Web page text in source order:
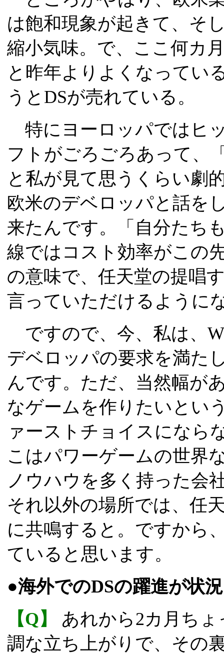
は飽和現象が起きて、そ
縮小気味。で、ここ何カ
と昨年よりよくなってい
うとDSが売れている。
特にヨーロッパではヒ
フトがごろごろあって、
と私が見て思うくらい劇
欧米のデベロッパと話を
来たんです。「自分たち
線ではコスト効率がこの
の意味で、任天堂の提唱
言っていただけるように
ですので、今、私は、
デベロッパの要求を満た
んです。ただ、当然幅が
なゲームを作りたいとい
ァーストチョイスになら
こはパワーゲームの世界
ノウハウを多く持った会
それ以外の場所では、任
に共鳴すると。ですから
ていると思います。
●海外でのDSの躍進が状
【Q】
あれから2カ月ち
調な立ち上がりで、その